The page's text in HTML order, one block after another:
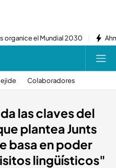
organice el Mundial 2030
Colaboradores
las claves del
plantea Junts
basa en poder
lingüísticos"